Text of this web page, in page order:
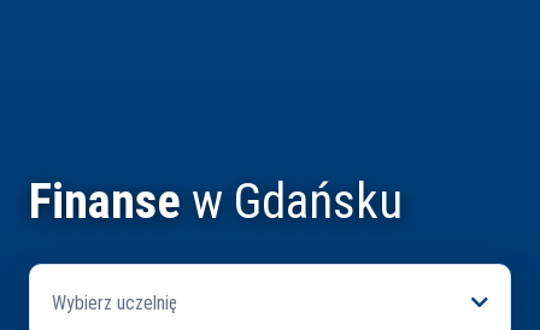
Finanse w Gdańsku
Wybierz uczelnię